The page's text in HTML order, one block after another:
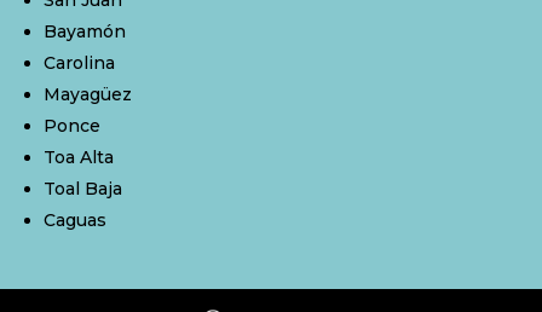
Bayamón
Carolina
Mayagüez
Ponce
Toa Alta
Toal Baja
Caguas